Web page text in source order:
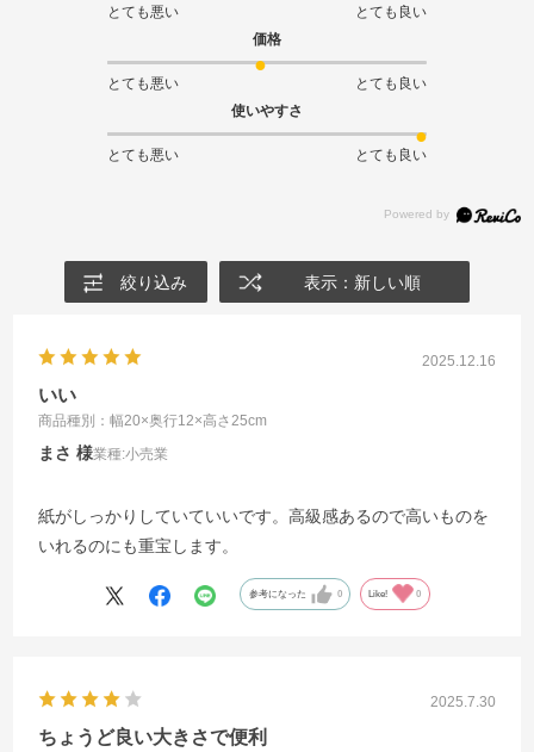
とても悪い
とても良い
価格
とても悪い
とても良い
使いやすさ
とても悪い とても良い
絞り込み 表示：新しい順
2025.12.16
いい
商品種別：幅20×奥行12×高さ25cm
まさ 業種:小売業
紙がしっかりしていていいです。高級感あるので高いものを
いれるのにも重宝します。
参考になった 0 Like! 0
2025.7.30
ちょうど良い大きさで便利